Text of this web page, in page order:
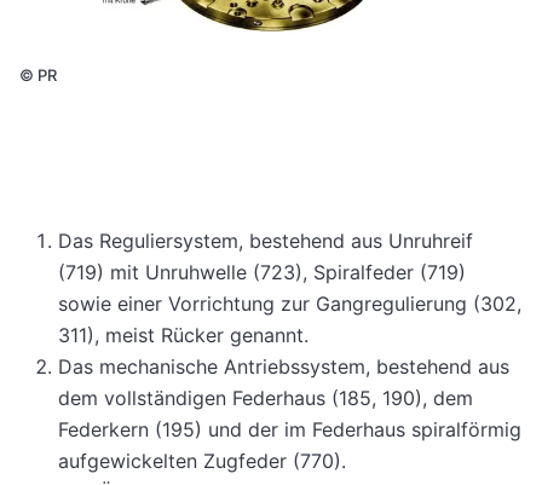
© PR
Das Reguliersystem, bestehend aus Unruhreif
(719) mit Unruhwelle (723), Spiralfeder (719)
sowie einer Vorrichtung zur Gangregulierung (302,
311), meist Rücker genannt.
Das mechanische Antriebssystem, bestehend aus
dem vollständigen Federhaus (185, 190), dem
Federkern (195) und der im Federhaus spiralförmig
aufgewickelten Zugfeder (770).